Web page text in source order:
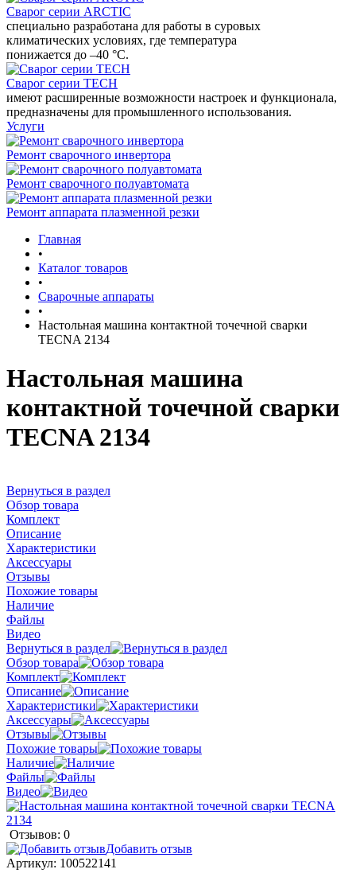
Сварог серии ARCTIC
специально разработана для работы в суровых
климатических условиях, где температура
понижается до –40 °С.
Сварог серии TECH
имеют расширенные возможности настроек и функционала,
предназначены для промышленного использования.
Услуги
Ремонт сварочного инвертора
Ремонт сварочного полуавтомата
Ремонт аппарата плазменной резки
Главная
•
Каталог товаров
•
Сварочные аппараты
•
Настольная машина контактной точечной сварки
TECNA 2134
Настольная машина
контактной точечной сварки
TECNA 2134
Вернуться в раздел
Обзор товара
Комплект
Описание
Характеристики
Аксессуары
Отзывы
Похожие товары
Наличие
Файлы
Видео
Вернуться в раздел
Обзор товара
Комплект
Описание
Характеристики
Аксессуары
Отзывы
Похожие товары
Наличие
Файлы
Видео
Отзывов: 0
Добавить отзыв
Артикул: 100522141